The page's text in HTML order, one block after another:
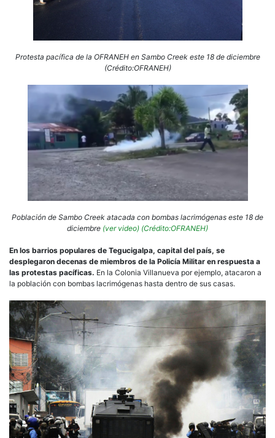
Protesta pacífica de la OFRANEH en Sambo Creek este 18 de diciembre
(Crédito:OFRANEH)
Población de Sambo Creek atacada con bombas lacrimógenas este 18 de
diciembre (ver video) (Crédito:OFRANEH)
En los barrios populares de Tegucigalpa, capital del país, se
desplegaron decenas de miembros de la Policía Militar en respuesta a
las protestas pacíficas. En la Colonia Villanueva por ejemplo, atacaron a
la población con bombas lacrimógenas hasta dentro de sus casas.